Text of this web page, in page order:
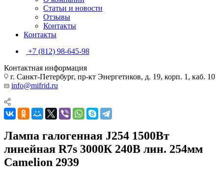
Статьи и новости
Отзывы
Контакты
Контакты
+7 (812) 98-645-98
Контактная информация
г. Санкт-Петербург, пр-кт Энергетиков, д. 19, корп. 1, каб. 10
info@mifrid.ru
Лампа галогенная J254 1500Вт
линейная R7s 3000К 240В лин. 254мм
Camelion 2939